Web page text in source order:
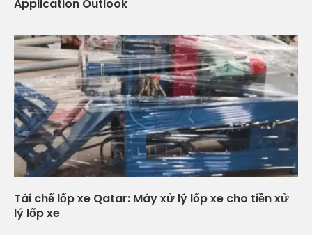
Application Outlook
Tái chế lốp xe Qatar: Máy xử lý lốp xe cho tiền xử
lý lốp xe